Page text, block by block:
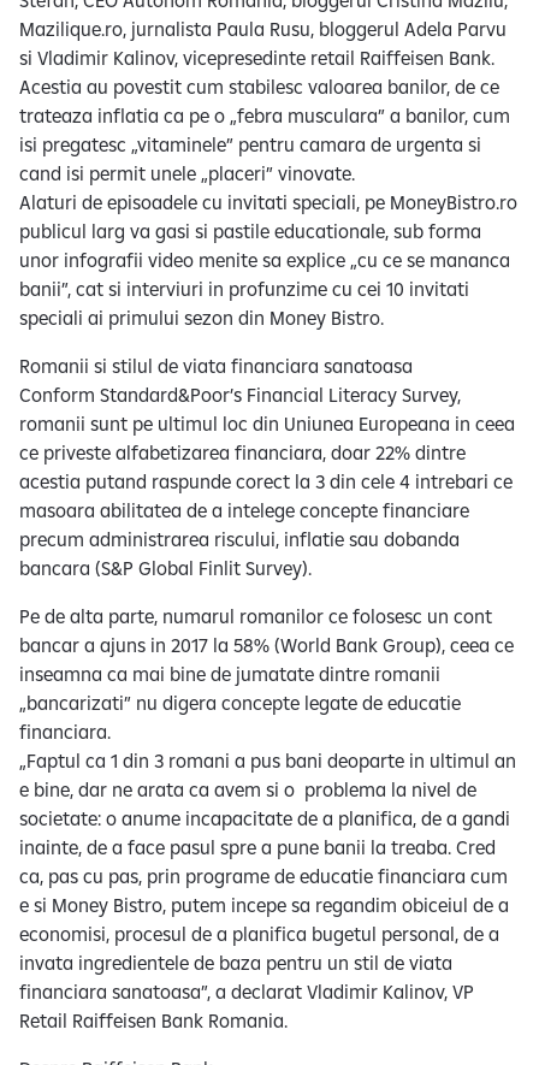
Mazilique.ro, jurnalista Paula Rusu, bloggerul Adela Parvu
si Vladimir Kalinov, vicepresedinte retail Raiffeisen Bank.
Acestia au povestit cum stabilesc valoarea banilor, de ce
trateaza inflatia ca pe o „febra musculara” a banilor, cum
isi pregatesc „vitaminele” pentru camara de urgenta si
cand isi permit unele „placeri” vinovate.
Alaturi de episoadele cu invitati speciali, pe MoneyBistro.ro
publicul larg va gasi si pastile educationale, sub forma
unor infografii video menite sa explice „cu ce se mananca
banii”, cat si interviuri in profunzime cu cei 10 invitati
speciali ai primului sezon din Money Bistro.
Romanii si stilul de viata financiara sanatoasa
Conform Standard&Poor’s Financial Literacy Survey,
romanii sunt pe ultimul loc din Uniunea Europeana in ceea
ce priveste alfabetizarea financiara, doar 22% dintre
acestia putand raspunde corect la 3 din cele 4 intrebari ce
masoara abilitatea de a intelege concepte financiare
precum administrarea riscului, inflatie sau dobanda
bancara (S&P Global Finlit Survey).
Pe de alta parte, numarul romanilor ce folosesc un cont
bancar a ajuns in 2017 la 58% (World Bank Group), ceea ce
inseamna ca mai bine de jumatate dintre romanii
„bancarizati” nu digera concepte legate de educatie
financiara.
„Faptul ca 1 din 3 romani a pus bani deoparte in ultimul an
e bine, dar ne arata ca avem si o problema la nivel de
societate: o anume incapacitate de a planifica, de a gandi
inainte, de a face pasul spre a pune banii la treaba. Cred
ca, pas cu pas, prin programe de educatie financiara cum
e si Money Bistro, putem incepe sa regandim obiceiul de a
economisi, procesul de a planifica bugetul personal, de a
invata ingredientele de baza pentru un stil de viata
financiara sanatoasa”, a declarat Vladimir Kalinov, VP
Retail Raiffeisen Bank Romania.